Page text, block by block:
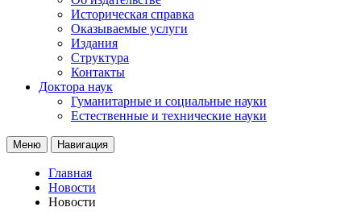
Историческая справка
Оказываемые услуги
Издания
Структура
Контакты
Доктора наук
Гуманитарные и социальные науки
Естественные и технические науки
Меню Навигация
Главная
Новости
Новости